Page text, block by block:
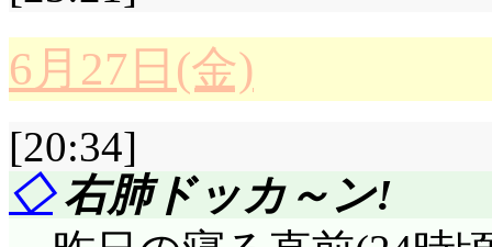
ら」キルヒアイス
と。店内うろつくの
が, どうしようもない
っています。でもこ
るわけで, 余分な備
声あげる。」なので
イステーション2用ス
の!?
折角の片瀬家おもろ
評価……☆☆☆☆(前回比
おおっ, 「テレビか
イラに! これはクラウ
と思っていたんです
6月27日(金)
[20:34]
◇右肺ドッカ～ン!